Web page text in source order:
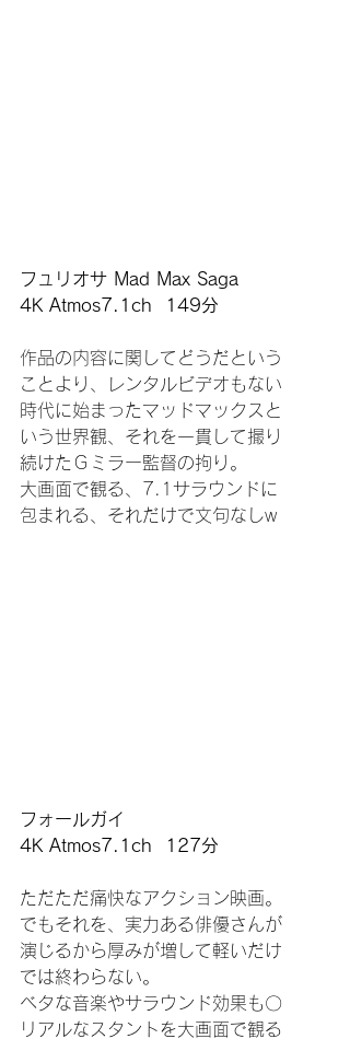
フュリオサ Mad Max Saga
4K Atmos7.1ch  149分
作品の内容に関してどうだという
ことより、レンタルビデオもない
時代に始まったマッドマックスと
いう世界観、それを一貫して撮り
続けたＧミラー監督の拘り。
大画面で観る、7.1サラウンドに
包まれる、それだけで文句なしw
フォールガイ
4K Atmos7.1ch  127分
ただただ痛快なアクション映画。
でもそれを、実力ある俳優さんが
演じるから厚みが増して軽いだけ
では終わらない。
ベタな音楽やサラウンド効果も〇
リアルなスタントを大画面で観る